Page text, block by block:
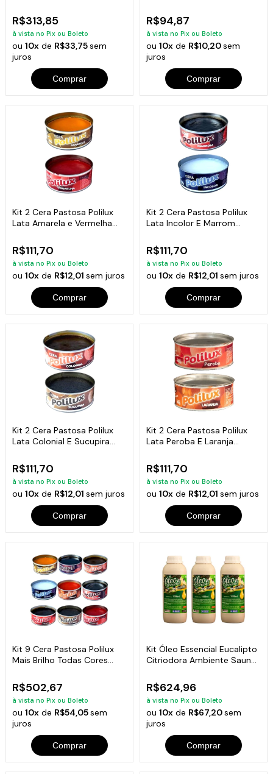
R$313,85
à vista no Pix ou Boleto
ou10x de R$33,75sem
juros
Comprar
R$94,87
à vista no Pix ou Boleto
ou 10xde R$10,20sem
juros
Comprar
Kit 2 Cera Pastosa Polilux
Lata Amarela e Vermelha
R$111,70
à vista no Pix ou Boleto
ou10x de R$12,01sem juros
Comprar
Kit 2 Cera Pastosa Polilux
Lata Incolor E Marrom
R$111,70
à vista no Pix ou Boleto
ou 10xde R$12,01 sem juros
Comprar
Kit 2 Cera Pastosa Polilux
Lata Colonial E Sucupira
R$111,70
à vista no Pix ou Boleto
ou10x de R$12,01sem juros
Comprar
Kit 2 Cera Pastosa Polilux
Lata Peroba E Laranja
R$111,70
à vista no Pix ou Boleto
ou 10xde R$12,01 sem juros
Comprar
Kit 9 Cera Pastosa Polilux
Mais Brilho Todas Cores
R$502,67
à vista no Pix ou Boleto
ou10x de R$54,05sem
juros
Comprar
Kit Óleo Essencial Eucalipto
Citriodora Ambiente Sauna
R$624,96
à vista no Pix ou Boleto
ou 10xde R$67,20sem
juros
Comprar